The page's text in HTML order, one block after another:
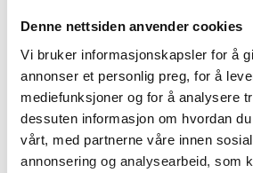
Denne nettsiden anvender cookies
Vi bruker informasjonskapsler for å
annonser et personlig preg, for å
mediefunksjoner og for å analysere
dessuten informasjon om hvordan
vårt, med partnerne våre innen
annonsering og analysearbeid, som